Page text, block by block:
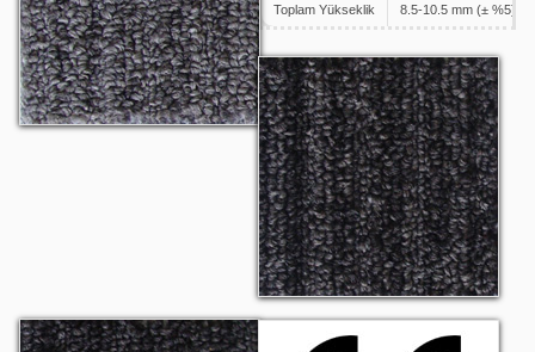
Toplam Yükseklik 8.5-10.5 mm (± %5)
Challenger 1005
Challenger 1006